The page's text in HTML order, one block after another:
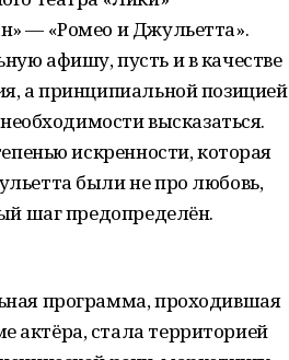
— «Ромео и Джульетта».
афишу, пусть и в качестве
а принципиальной позицией
высказаться.
искренности, которая
были не про любовь,
шаг предопределён.
программа, проходившая
стала территорией